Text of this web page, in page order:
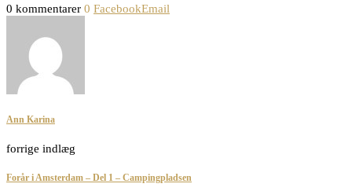
0 kommentarer 0 FacebookEmail
Ann Karina
forrige indlæg
Forår i Amsterdam – Del 1 – Campingpladsen